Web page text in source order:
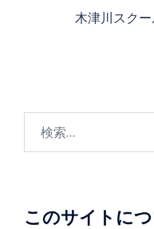
木津川スク
このサイトに